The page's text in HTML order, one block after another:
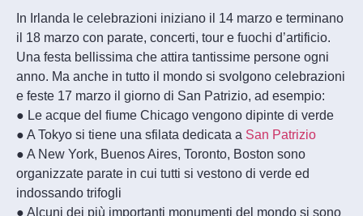
In Irlanda le celebrazioni iniziano il 14 marzo e terminano
il 18 marzo con parate, concerti, tour e fuochi d’artificio.
Una festa bellissima che attira tantissime persone ogni
anno. Ma anche in tutto il mondo si svolgono celebrazioni
e feste 17 marzo il giorno di San Patrizio, ad esempio:
● Le acque del fiume Chicago vengono dipinte di verde
● A Tokyo si tiene una sfilata dedicata a San Patrizio
● A New York, Buenos Aires, Toronto, Boston sono
organizzate parate in cui tutti si vestono di verde ed
indossando trifogli
● Alcuni dei più importanti monumenti del mondo si sono